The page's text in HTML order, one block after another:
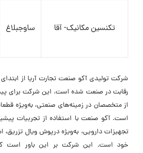
تکنسین مکانیک- آقا ساوجبلاغ
رقابت در صنعت شده است. این شرکت برای
از متخصصان در زمینه‌های صنعتی، به‌ویژه
است. آکو صنعت با استفاده از تجربیات
تجهیزات دارویی، به‌ویژه درپوش ویال تزریق،
خود است. این شرکت بر این باور است